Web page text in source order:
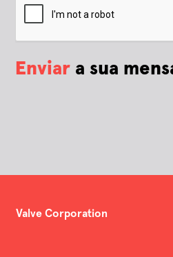
Enviar a sua
Valve Corporation